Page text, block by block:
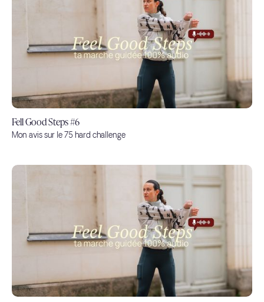
Fell Good Steps #6
Mon avis sur le 75 hard challenge